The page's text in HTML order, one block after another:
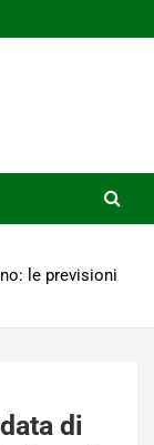
le previsioni
di